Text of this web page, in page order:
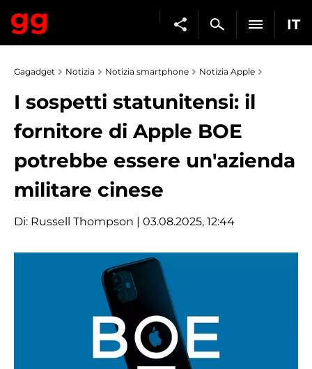
IT
Gagadget Notizia Notizia smartphone Notizia Apple
I sospetti statunitensi: il
fornitore di Apple BOE
potrebbe essere un'azienda
militare cinese
Di: Russell Thompson | 03.08.2025, 12:44